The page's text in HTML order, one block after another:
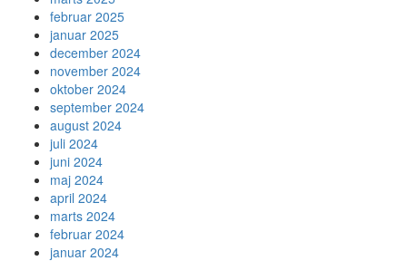
februar 2025
januar 2025
december 2024
november 2024
oktober 2024
september 2024
august 2024
juli 2024
juni 2024
maj 2024
april 2024
marts 2024
februar 2024
januar 2024